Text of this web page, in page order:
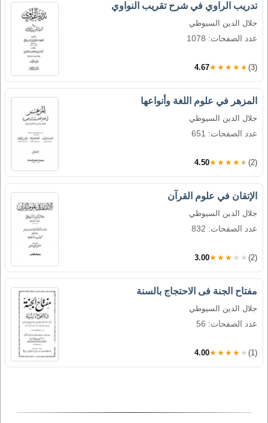
تدريب الراوي في شرح تقريب النواوي
جلال الدين السيوطي
عدد الصفحات: 1078
4.67★★★★★ (3)
المزهر في علوم اللغة وأنواعها
جلال الدين السيوطي
عدد الصفحات: 651
4.50★★★★★ (2)
الإتقان في علوم القرآن
جلال الدين السيوطي
عدد الصفحات: 832
3.00★★★★★ (2)
مفتاح الجنة فى الاحتجاج بالسنة
جلال الدين السيوطي
عدد الصفحات: 56
4.00★★★★★ (1)